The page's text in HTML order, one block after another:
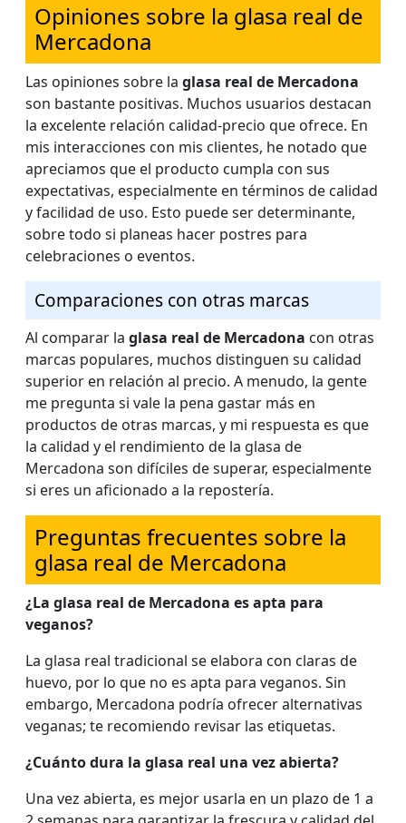
Opiniones sobre la glasa real de
Mercadona
Las opiniones sobre la glasa real de Mercadona
son bastante positivas. Muchos usuarios destacan
la excelente relación calidad-precio que ofrece. En
mis interacciones con mis clientes, he notado que
apreciamos que el producto cumpla con sus
expectativas, especialmente en términos de calidad
y facilidad de uso. Esto puede ser determinante,
sobre todo si planeas hacer postres para
celebraciones o eventos.
Comparaciones con otras marcas
Al comparar la glasa real de Mercadona con otras
marcas populares, muchos distinguen su calidad
superior en relación al precio. A menudo, la gente
me pregunta si vale la pena gastar más en
productos de otras marcas, y mi respuesta es que
la calidad y el rendimiento de la glasa de
Mercadona son difíciles de superar, especialmente
si eres un aficionado a la repostería.
Preguntas frecuentes sobre la
glasa real de Mercadona
¿La glasa real de Mercadona es apta para
veganos?
La glasa real tradicional se elabora con claras de
huevo, por lo que no es apta para veganos. Sin
embargo, Mercadona podría ofrecer alternativas
veganas; te recomiendo revisar las etiquetas.
¿Cuánto dura la glasa real una vez abierta?
Una vez abierta, es mejor usarla en un plazo de 1 a